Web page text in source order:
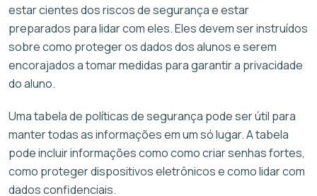
estar cientes dos riscos de segurança e estar
preparados para lidar com eles. Eles devem ser instruídos
sobre como proteger os dados dos alunos e serem
encorajados a tomar medidas para garantir a privacidade
do aluno.
Uma tabela de políticas de segurança pode ser útil para
manter todas as informações em um só lugar. A tabela
pode incluir informações como como criar senhas fortes,
como proteger dispositivos eletrônicos e como lidar com
dados confidenciais.